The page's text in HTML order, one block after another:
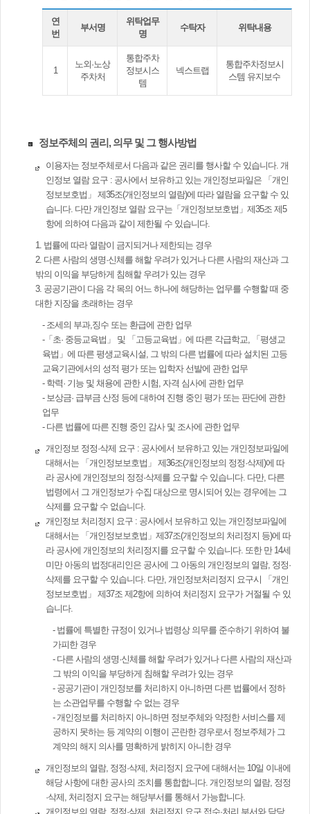
연
번
부서명
위탁업무
명
수탁자 위탁내용
1
노외·노상
주차처
통합주차
정보시스
템
넥스트랩
통합주차정보시
스템 유지보수
정보주체의 권리, 의무 및 그 행사방법
이용자는 정보주체로서 다음과 같은 권리를 행사할 수 있습니다. 개
인정보 열람 요구 : 공사에서 보유하고 있는 개인정보파일은 「개인
정보보호법」 제35조(개인정보의 열람)에 따라 열람을 요구할 수 있
습니다. 다만 개인정보 열람 요구는「개인정보보호법」제35조 제5
항에 의하여 다음과 같이 제한될 수 있습니다.
1. 법률에 따라 열람이 금지되거나 제한되는 경우
2. 다른 사람의 생명·신체를 해할 우려가 있거나 다른 사람의 재산과 그
밖의 이익을 부당하게 침해할 우려가 있는 경우
3. 공공기관이 다음 각 목의 어느 하나에 해당하는 업무를 수행할 때 중
대한 지장을 초래하는 경우
- 조세의 부과,징수 또는 환급에 관한 업무
-「초· 중등교육법」 및 「고등교육법」에 따른 각급학교, 「평생교
육법」에 따른 평생교육시설, 그 밖의 다른 법률에 따라 설치된 고등
교육기관에서의 성적 평가 또는 입학자 선발에 관한 업무
- 학력· 기능 및 채용에 관한 시험, 자격 심사에 관한 업무
- 보상금· 급부금 산정 등에 대하여 진행 중인 평가 또는 판단에 관한
업무
- 다른 법률에 따른 진행 중인 감사 및 조사에 관한 업무
개인정보 정정·삭제 요구 : 공사에서 보유하고 있는 개인정보파일에
대해서는 「개인정보보호법」 제36조(개인정보의 정정·삭제)에 따
라 공사에 개인정보의 정정·삭제를 요구할 수 있습니다. 다만, 다른
법령에서 그 개인정보가 수집 대상으로 명시되어 있는 경우에는 그
삭제를 요구할 수 없습니다.
개인정보 처리정지 요구 : 공사에서 보유하고 있는 개인정보파일에
대해서는 「개인정보보호법」제37조(개인정보의 처리정지 등)에 따
라 공사에 개인정보의 처리정지를 요구할 수 있습니다. 또한 만 14세
미만 아동의 법정대리인은 공사에 그 아동의 개인정보의 열람, 정정·
삭제를 요구할 수 있습니다. 다만, 개인정보처리정지 요구시 「개인
정보보호법」 제37조 제2항에 의하여 처리정지 요구가 거절될 수 있
습니다.
- 법률에 특별한 규정이 있거나 법령상 의무를 준수하기 위하여 불
가피한 경우
- 다른 사람의 생명·신체를 해할 우려가 있거나 다른 사람의 재산과
그 밖의 이익을 부당하게 침해할 우려가 있는 경우
- 공공기관이 개인정보를 처리하지 아니하면 다른 법률에서 정하
는 소관업무를 수행할 수 없는 경우
- 개인정보를 처리하지 아니하면 정보주체와 약정한 서비스를 제
공하지 못하는 등 계약의 이행이 곤란한 경우로서 정보주체가 그
계약의 해지 의사를 명확하게 밝히지 아니한 경우
개인정보의 열람, 정정·삭제, 처리정지 요구에 대해서는 10일 이내에
해당 사항에 대한 공사의 조치를 통합합니다. 개인정보의 열람, 정정
·삭제, 처리정지 요구는 해당부서를 통해서 가능합니다.
개인정보의 열람, 정정·삭제, 처리정지 요구 접수·처리 부서와 담당